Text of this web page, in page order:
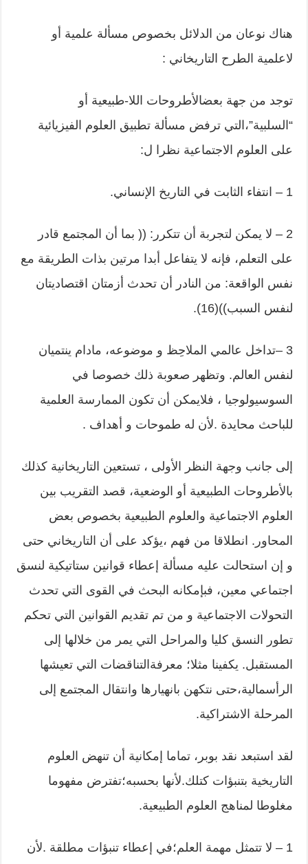
هناك نوعان من الدلائل بخصوص مسألة علمية أو
لاعلمية الطرح التاريخاني :
توجد من جهة بعضالأطروحات اللا-طبيعية أو
“السلبية”،التي ترفض مسألة تطبيق العلوم الفيزيائية
على العلوم الاجتماعية نظرا ل:
1 – انتفاء الثابت في التاريخ الإنساني.
2 – لا يمكن لتجربة أن تتكرر: (( بما أن المجتمع قادر
على التعلم، فإنه لا يتفاعل أبدا مرتين بذات الطريقة مع
نفس الواقعة: من النادر أن تحدث أزمتان اقتصاديتان
لنفس السبب))(16).
3 –تداخل عالمي الملاحِظ و موضوعه، مادام ينتميان
لنفس العالم. وتظهر صعوبة ذلك خصوصا في
السوسيولوجيا ، فلايمكن أن تكون الممارسة العلمية
للباحث محايدة .لأن له طموحات و أهداف .
إلى جانب وجهة النظر الأولى ، تستعين التاريخانية كذلك
بالأطروحات الطبيعية أو الوضعية، قصد التقريب بين
العلوم الاجتماعية والعلوم الطبيعية بخصوص بعض
المحاور. انطلاقا من فهم ،يؤكد على أن التاريخاني حتى
و إن استحالت عليه مسألة إعطاء قوانين ستاتيكية لنسق
اجتماعي معين، فبإمكانه البحث في القوى التي تحدث
التحولات الاجتماعية و من تم تقديم القوانين التي تحكم
تطور النسق كليا والمراحل التي يمر من خلالها إلى
المستقبل. يكفينا مثلا؛ معرفةالتناقضات التي تعيشها
الرأسمالية،حتى نتكهن بانهيارها وانتقال المجتمع إلى
المرحلة الاشتراكية.
لقد استبعد نقد بوبر، تماما إمكانية أن تنهض العلوم
التاريخية بتنبؤات كتلك.لأنها بحسبه؛تفترض مفهوما
مغلوطا لمناهج العلوم الطبيعية.
1 – لا تتمثل مهمة العلم؛في إعطاء تنبؤات مطلقة .لأن